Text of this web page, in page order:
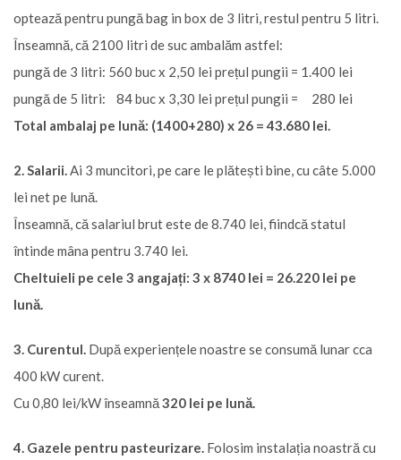
optează pentru pungă bag in box de 3 litri, restul pentru 5 litri.
Înseamnă, că 2100 litri de suc ambalăm astfel:
pungă de 3 litri: 560 buc x 2,50 lei prețul pungii = 1.400 lei
pungă de 5 litri: 84 buc x 3,30 lei prețul pungii = 280 lei
Total ambalaj pe lună: (1400+280) x 26 = 43.680 lei.
2. Salarii.Ai 3 muncitori, pe care le plătești bine, cu câte 5.000
lei net pe lună.
Înseamnă, că salariul brut este de 8.740 lei, fiindcă statul
întinde mâna pentru 3.740 lei.
Cheltuieli pe cele 3 angajați: 3 x 8740 lei = 26.220 lei pe
lună.
3. Curentul. După experiențele noastre se consumă lunar cca
400 kW curent.
Cu 0,80 lei/kW înseamnă320 lei pe lună.
4. Gazele pentru pasteurizare. Folosim instalația noastră cu